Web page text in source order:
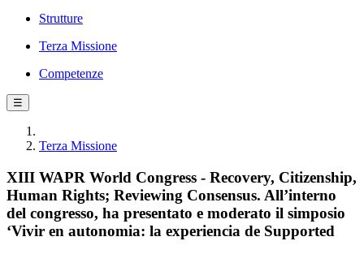
Strutture
Terza Missione
Competenze
☰
Terza Missione
XIII WAPR World Congress - Recovery, Citizenship,
Human Rights; Reviewing Consensus. All’interno
del congresso, ha presentato e moderato il simposio
‘Vivir en autonomia: la experiencia de Supported